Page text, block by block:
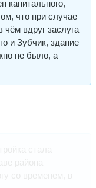
капитального,
что при случае
вдруг заслуга
и Зубчик, здание
не было, а